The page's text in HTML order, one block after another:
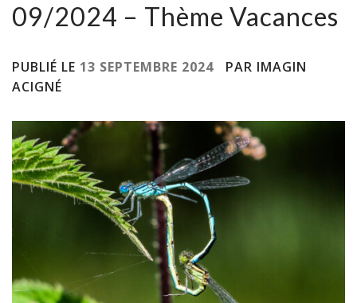
09/2024 – Thème Vacances
PUBLIÉ LE 13 SEPTEMBRE 2024
PAR IMAGIN
ACIGNÉ